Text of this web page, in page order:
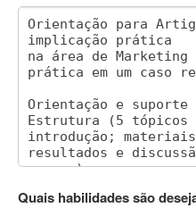
Quais habilidades são